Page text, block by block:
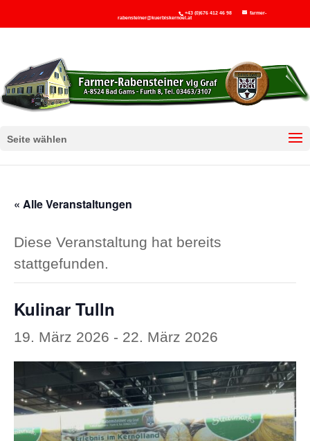
+43 (0)676 412 46 98
farmer-
rabensteiner@kuerbiskernoel.at
Seite wählen
« Alle Veranstaltungen
Diese Veranstaltung hat bereits
stattgefunden.
Kulinar Tulln
19. März 2026 - 22. März 2026